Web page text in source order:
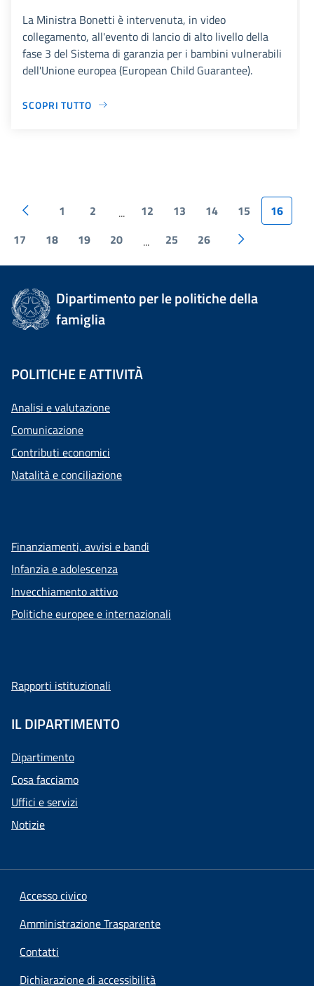
La Ministra Bonetti è intervenuta, in video
collegamento, all'evento di lancio di alto livello della
fase 3 del Sistema di garanzia per i bambini vulnerabili
dell'Unione europea (European Child Guarantee).
SCOPRI TUTTO
1 2 ... 12 13 14 15
16
17
18 19 20 ... 25 26
Dipartimento per le politiche della
famiglia
POLITICHE E ATTIVITÀ
Analisi e valutazione
Comunicazione
Contributi economici
Natalità e conciliazione
Finanziamenti, avvisi e bandi
Infanzia e adolescenza
Invecchiamento attivo
Politiche europee e internazionali
Rapporti istituzionali
IL DIPARTIMENTO
Dipartimento
Cosa facciamo
Uffici e servizi
Notizie
Accesso civico
Amministrazione Trasparente
Contatti
Dichiarazione di accessibilità